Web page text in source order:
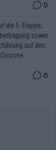
0
die 5. Etappe,
sowie
auf den
Ciccone
0